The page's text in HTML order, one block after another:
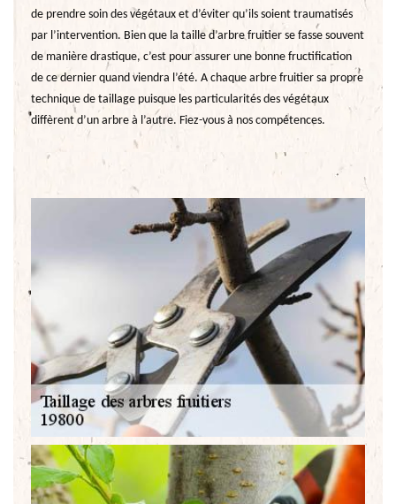
de prendre soin des végétaux et d’éviter qu’ils soient traumatisés
par l’intervention. Bien que la taille d’arbre fruitier se fasse souvent
de manière drastique, c’est pour assurer une bonne fructification
de ce dernier quand viendra l’été. A chaque arbre fruitier sa propre
technique de taillage puisque les particularités des végétaux
diffèrent d’un arbre à l’autre. Fiez-vous à nos compétences.